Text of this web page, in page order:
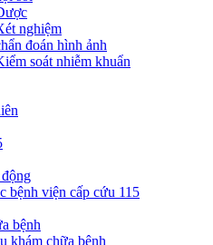
nghiệm
đoán hình ảnh
soát nhiễm khuẩn
bệnh viện cấp cứu 115
bệnh
khám chữa bệnh